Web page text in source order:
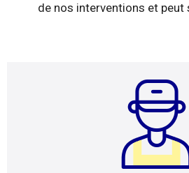
de nos interventions et peut